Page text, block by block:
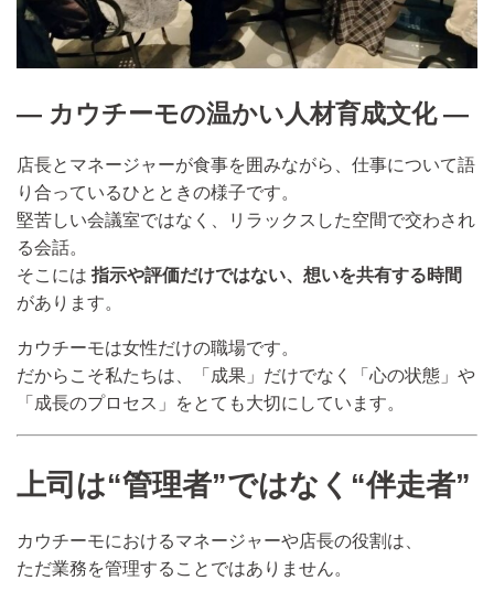
― カウチーモの温かい人材育成文化 ―
店長とマネージャーが食事を囲みながら、仕事について語
り合っているひとときの様子です。
堅苦しい会議室ではなく、リラックスした空間で交わされ
る会話。
そこには 指示や評価だけではない、想いを共有する時間
があります。
カウチーモは女性だけの職場です。
だからこそ私たちは、「成果」だけでなく「心の状態」や
「成長のプロセス」をとても大切にしています。
上司は“管理者”ではなく“伴走者”
カウチーモにおけるマネージャーや店長の役割は、
ただ業務を管理することではありません。